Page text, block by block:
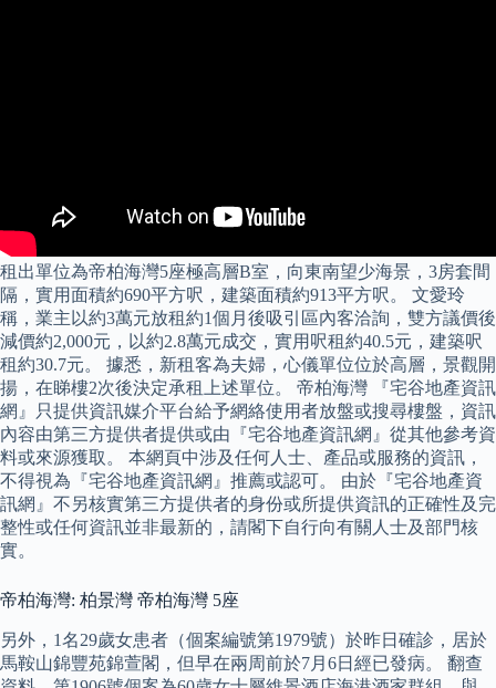
租出單位為帝柏海灣5座極高層B室，向東南望少海景，3房套間
隔，實用面積約690平方呎，建築面積約913平方呎。 文愛玲
稱，業主以約3萬元放租約1個月後吸引區內客洽詢，雙方議價後
減價約2,000元，以約2.8萬元成交，實用呎租約40.5元，建築呎
租約30.7元。 據悉，新租客為夫婦，心儀單位位於高層，景觀開
揚，在睇樓2次後決定承租上述單位。 帝柏海灣 『宅谷地產資訊
網』只提供資訊媒介平台給予網絡使用者放盤或搜尋樓盤，資訊
內容由第三方提供者提供或由『宅谷地產資訊網』從其他參考資
料或來源獲取。 本網頁中涉及任何人士、產品或服務的資訊，
不得視為『宅谷地產資訊網』推薦或認可。 由於『宅谷地產資
訊網』不另核實第三方提供者的身份或所提供資訊的正確性及完
整性或任何資訊並非最新的，請閣下自行向有關人士及部門核
實。
帝柏海灣: 柏景灣 帝柏海灣 5座
另外，1名29歲女患者（個案編號第1979號）於昨日確診，居於
馬鞍山錦豐苑錦萱閣，但早在兩周前於7月6日經已發病。 翻查